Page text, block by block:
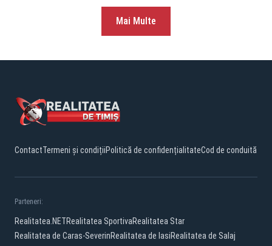
Mai Multe
ContactTermeni și condițiiPolitică de confidențialitateCod de conduită
Parteneri:
Realitatea.NETRealitatea SportivaRealitatea Star
Realitatea de Caras-SeverinRealitatea de IasiRealitatea de Salaj